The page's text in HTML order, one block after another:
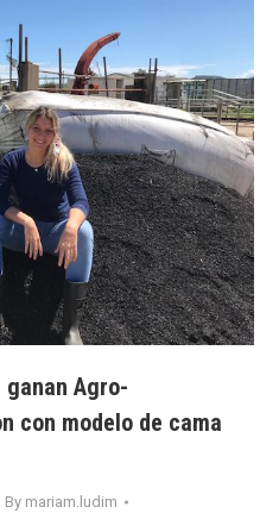
ganan Agro-
con modelo de cama
By mariam.ludim